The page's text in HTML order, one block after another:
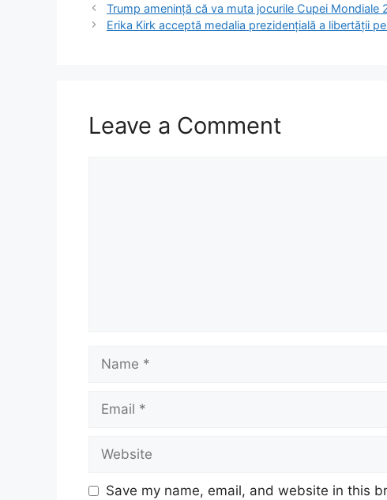
Trump amenință că va muta jocurile Cupei
Erika Kirk acceptă medalia prezidențială a libertății
Leave a Comment
Save my name, email, and website in this